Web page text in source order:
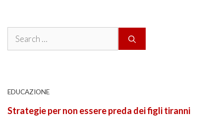
Search
EDUCAZIONE
Strategie per non essere preda dei figli tiranni